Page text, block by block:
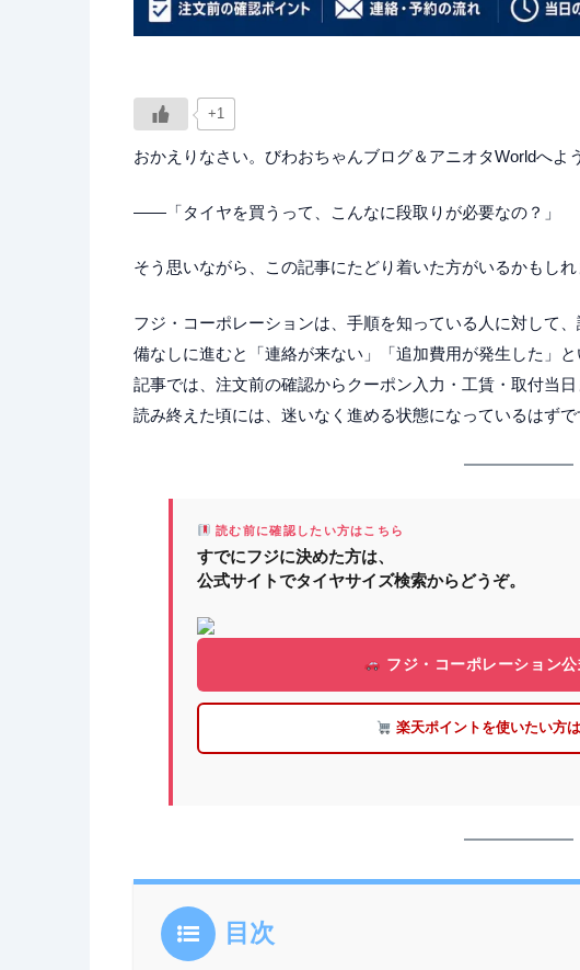
+1
おかえりなさい。びわおちゃんブログ＆アニオタWorldへよ
――「タイヤを買うって、こんなに段取りが必要なの？」
そう思いながら、この記事にたどり着いた方がいるかもしれ
フジ・コーポレーションは、手順を知っている人に対して
備なしに進むと「連絡が来ない」「追加費用が発生した」
記事では、注文前の確認からクーポン入力・工賃・取付当
読み終えた頃には、迷いなく進める状態になっているはずで
読む前に確認したい方はこちら
すでにフジに決めた方は、
公式サイトでタイヤサイズ検索からどうぞ。
フジ・コーポレーション
楽天ポイントを使いたい方
目次